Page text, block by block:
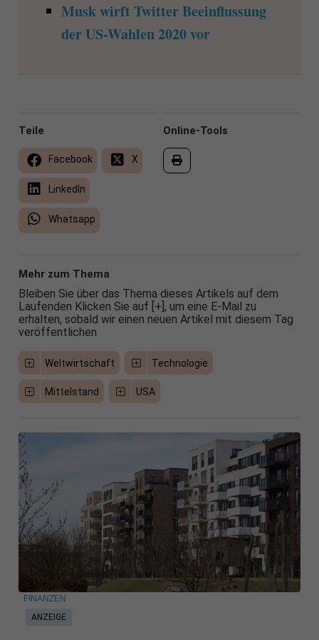
Musk wirft Twitter Beeinflussung
der US-Wahlen 2020 vor
Online-Tools
Teile
Facebook X
LinkedIn
Whatsapp
Mehr zum Thema
Bleiben Sie über das Thema dieses Artikels auf dem
Laufenden Klicken Sie auf [+], um eine E-Mail zu
erhalten, sobald wir einen neuen Artikel mit diesem Tag
veröffentlichen
Weltwirtschaft Technologie
Mittelstand USA
ANZEIGE
FINANZEN